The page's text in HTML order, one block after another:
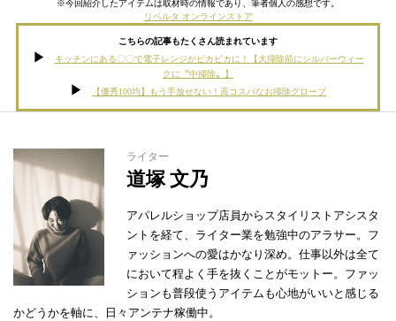
※今回紹介したアイテムは取材時の情報であり、筆者個人の感想です。
リベルタ オンラインストア
こちらの記事もたくさん読まれています
キッチンにある〇〇で電子レンジがピカピカに！【大掃除前にシルバーウィー
クに〝中掃除〟】
【優秀100均】もう手放せない！高コスパなお掃除グローブ
ライター
道塚 文乃
アパレルショップ店員からスタイリストアシスタ
ントを経て、ライター業を勉強中のアラサー。フ
ァッションへの愛はかなり深め。仕事以外は全て
において程よく手を抜くことがモットー。ファッ
ションも普段使うアイテムも心地がいいと感じる
かどうかを軸に、日々アンテナ稼働中。